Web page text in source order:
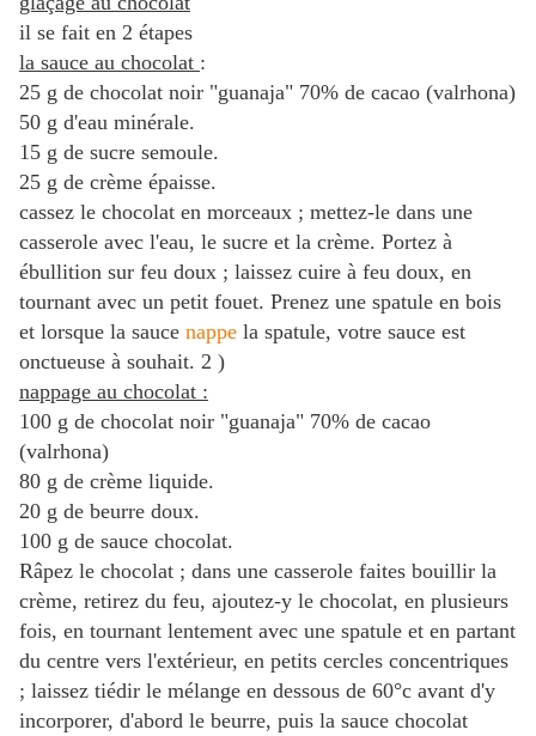
il se fait en 2 étapes
la sauce au chocolat :
25 g de chocolat noir "guanaja" 70% de cacao (valrhona)
50 g d'eau minérale.
15 g de sucre semoule.
25 g de crème épaisse.
cassez le chocolat en morceaux ; mettez-le dans une
casserole avec l'eau, le sucre et la crème. Portez à
ébullition sur feu doux ; laissez cuire à feu doux, en
tournant avec un petit fouet. Prenez une spatule en bois
et lorsque la sauce nappe la spatule, votre sauce est
onctueuse à souhait. 2 )
nappage au chocolat :
100 g de chocolat noir "guanaja" 70% de cacao
(valrhona)
80 g de crème liquide.
20 g de beurre doux.
100 g de sauce chocolat.
Râpez le chocolat ; dans une casserole faites bouillir la
crème, retirez du feu, ajoutez-y le chocolat, en plusieurs
fois, en tournant lentement avec une spatule et en partant
du centre vers l'extérieur, en petits cercles concentriques
; laissez tiédir le mélange en dessous de 60°c avant d'y
incorporer, d'abord le beurre, puis la sauce chocolat